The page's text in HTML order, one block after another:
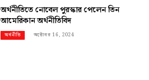
অর্থনীতিতে নোবেল পুরস্কার পেলেন তিন
আমেরিকান অর্থনীতিবিদ
অর্থনীতি অক্টোবর 16, 2024